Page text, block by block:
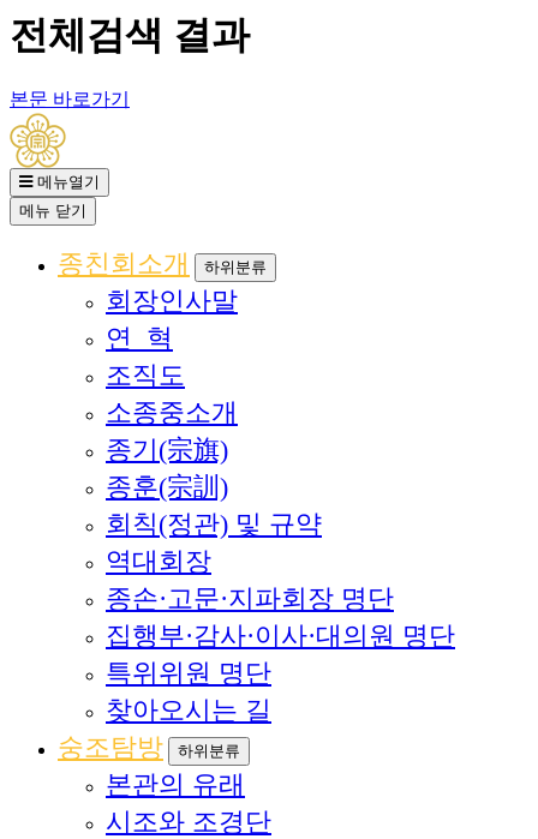
전체검색 결과
본문 바로가기
메뉴열기
메뉴 닫기
종친회소개 하위분류
회장인사말
연 혁
조직도
소종중소개
종기(宗旗)
종훈(宗訓)
회칙(정관) 및 규약
역대회장
종손·고문·지파회장 명단
집행부·감사·이사·대의원 명단
특위위원 명단
찾아오시는 길
숭조탐방
하위분류
본관의 유래
시조와 조경단